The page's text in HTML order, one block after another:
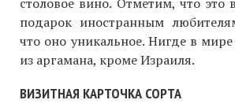
подарок иностранным
что оно уникальное. Нигде в
из аргамана, кроме Израиля.
ВИЗИТНАЯ КАРТОЧКА СОРТА